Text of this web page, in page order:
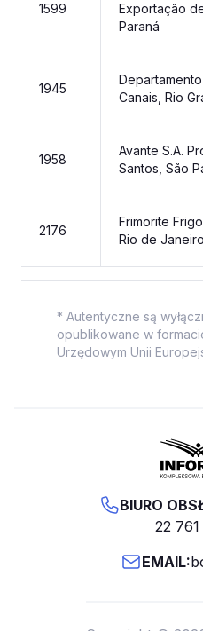
1599
Exportação
Paraná
1945
Canais, Rio
1958
Avante S.A.
Santos, São
2176
Frimorite
Rio de Janeiro
* Autentyczne są
opublikowane w
Urzędowym Unii
BIURO
22
EMAIL: